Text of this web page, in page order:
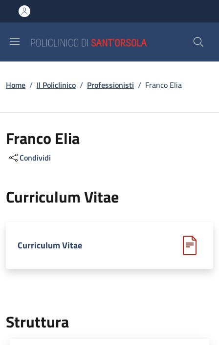
al contenuto principale
to footer content
Briciole di pane
Home / Il Policlinico / Professionisti / Franco Elia
Franco Elia
Condividi
Curriculum Vitae
Curriculum Vitae
Struttura